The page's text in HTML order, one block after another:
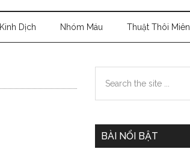
Kinh Dịch Nhóm Máu Thuật Thôi Miên
Primary
Sidebar
the
BÀI NỔI BẬT